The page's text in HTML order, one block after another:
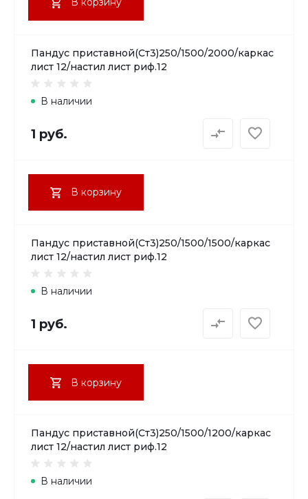
Пандус приставной(Ст3)250/1500/2000/каркас
лист 12/настил лист риф.12
В наличии
1 руб.
В корзину
Пандус приставной(Ст3)250/1500/1500/каркас
лист 12/настил лист риф.12
В наличии
1 руб.
В корзину
Пандус приставной(Ст3)250/1500/1200/каркас
лист 12/настил лист риф.12
В наличии